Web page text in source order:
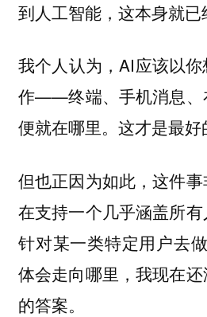
到人工智能，这本身就已
我个人认为，AI应该以
作——终端、手机消息、
便就在哪里。这才是最好
但也正因为如此，这件
在支持一个几乎涵盖所
针对某一类特定用户去
体会走向哪里，我现在
的答案。